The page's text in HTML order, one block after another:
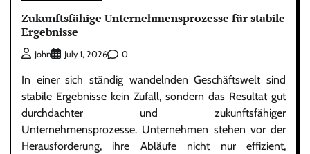
Zukunftsfähige Unternehmensprozesse für stabile
Ergebnisse
John July 1, 2026 0
In einer sich ständig wandelnden Geschäftswelt sind
stabile Ergebnisse kein Zufall, sondern das Resultat gut
durchdachter und zukunftsfähiger
Unternehmensprozesse. Unternehmen stehen vor der
Herausforderung, ihre Abläufe nicht nur effizient,